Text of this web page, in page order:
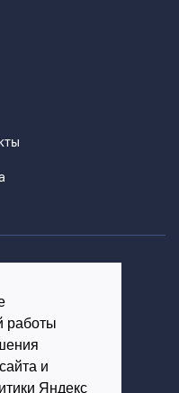
работы
и
Яндекс
данных
только с
портала